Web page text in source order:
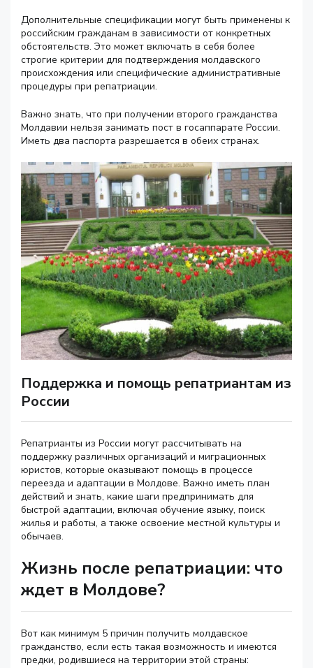
Дополнительные спецификации могут быть применены к
российским гражданам в зависимости от конкретных
обстоятельств. Это может включать в себя более
строгие критерии для подтверждения молдавского
происхождения или специфические административные
процедуры при репатриации.
Важно знать, что при получении второго гражданства
Молдавии нельзя занимать пост в госаппарате России.
Иметь два паспорта разрешается в обеих странах.
Поддержка и помощь репатриантам из
России
Репатрианты из России могут рассчитывать на
поддержку различных организаций и миграционных
юристов, которые оказывают помощь в процессе
переезда и адаптации в Молдове. Важно иметь план
действий и знать, какие шаги предпринимать для
быстрой адаптации, включая обучение языку, поиск
жилья и работы, а также освоение местной культуры и
обычаев.
Жизнь после репатриации: что
ждет в Молдове?
Вот как минимум 5 причин получить молдавское
гражданство, если есть такая возможность и имеются
предки, родившиеся на территории этой страны: